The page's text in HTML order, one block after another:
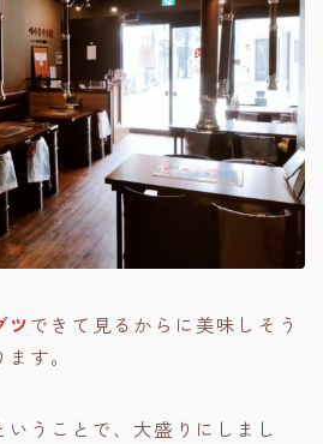
ツできて見るからに美味しそう
す。
いうことで、大盛りにしまし